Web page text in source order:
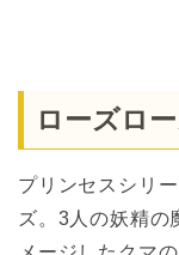
ローズロ
プリンセスシリ
ズ。3人の妖精の